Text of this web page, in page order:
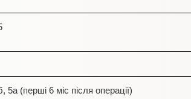
5а (перші 6 міс після операції)